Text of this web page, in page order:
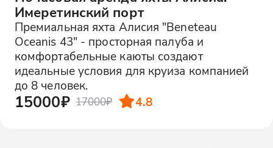
Имеретинский порт
Премиальная яхта Алисия "Beneteau
Oceanis 43" - просторная палуба и
комфортабельные каюты создают
идеальные условия для круиза компанией
до 8 человек.
15000₽ 17000₽ 4.8